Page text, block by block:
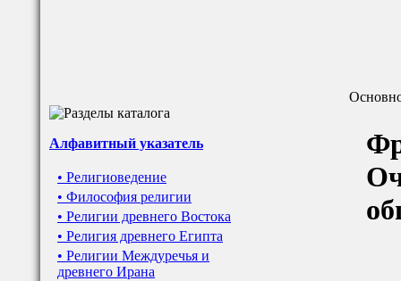
Алфавитный указатель
• Религиоведение
• Философия религии
• Религии древнего Востока
• Религия древнего Египта
• Религии Междуречья и
древнего Ирана